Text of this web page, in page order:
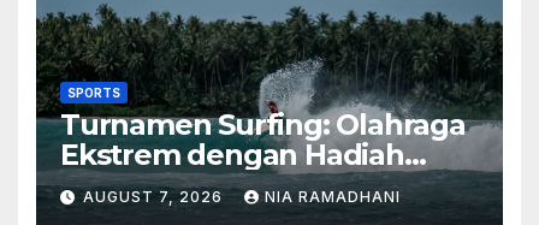
SPORTS
Turnamen Surfing: Olahraga
Ekstrem dengan Hadiah
Besar
AUGUST 7, 2026 NIA RAMADHANI